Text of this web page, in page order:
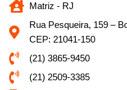
Matriz - RJ
Rua Pesqueira, 159 –
CEP: 21041-150
(21) 3865-9450
(21) 2509-3385